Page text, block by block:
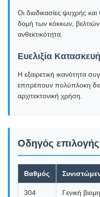
Οι διαδικασίες ψυχρής
δομή των κόκκων,
ανθεκτικότητα.
Ευελιξία
Η εξαιρετική ικανότητα
επιτρέπουν πολύπλοκη
αρχιτεκτονική χρήση.
Οδηγός επιλογής
Βαθμός
304
Γενική